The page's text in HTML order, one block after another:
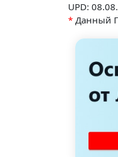
UPD:
* Данный